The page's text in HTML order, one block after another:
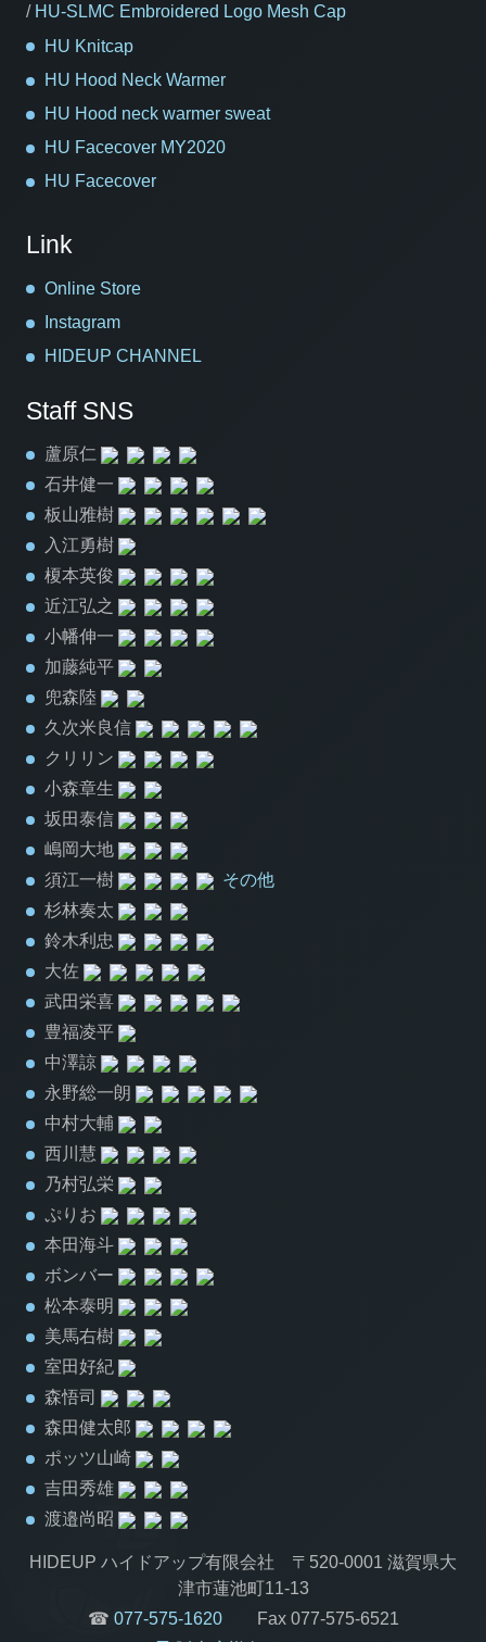
/ HU-SLMC Embroidered Logo Mesh Cap
HU Knitcap
HU Hood Neck Warmer
HU Hood neck warmer sweat
HU Facecover MY2020
HU Facecover
Link
Online Store
Instagram
HIDEUP CHANNEL
Staff SNS
蘆原仁
石井健一
板山雅樹
入江勇樹
榎本英俊
近江弘之
小幡伸一
加藤純平
兜森陸
久次米良信
クリリン
小森章生
坂田泰信
嶋岡大地
須江一樹
その他
杉林奏太
鈴木利忠
大佐
武田栄喜
豊福凌平
中澤諒
永野総一朗
中村大輔
西川慧
乃村弘栄
ぷりお
本田海斗
ボンバー
松本泰明
美馬右樹
室田好紀
森悟司
森田健太郎
ポッツ山崎
吉田秀雄
渡邉尚昭
HIDEUP ハイドアップ有限会社 〒520-0001 滋賀県大
津市蓮池町11-13
☎ 077-575-1620Fax 077-575-6521